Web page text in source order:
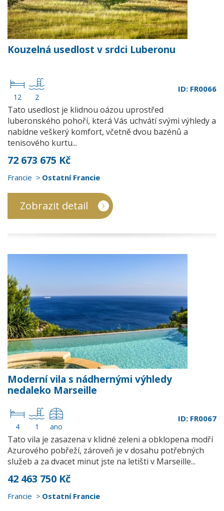
Kouzelná usedlost v srdci Luberonu
12 2
ID: FR0066
Tato usedlost je klidnou oázou uprostřed
luberonského pohoří, která Vás uchvátí svými výhledy a
nabídne veškerý komfort, včetně dvou bazénů a
tenisového kurtu...
72 673 675 Kč
Francie Ostatní Francie
Zobrazit detail
Moderní vila s nádhernými výhledy
nedaleko Marseille
4 1 ano
ID: FR0067
Tato vila je zasazena v klidné zeleni a obklopena modří
Azurového pobřeží, zároveň je v dosahu potřebných
služeb a za dvacet minut jste na letišti v Marseille...
42 463 750 Kč
Francie Ostatní Francie